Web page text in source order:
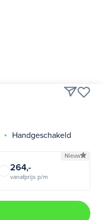
Handgeschakeld
Nieuw
264,-
vanafprijs p/m